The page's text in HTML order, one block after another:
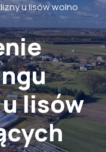
u lisów wolno
lisów